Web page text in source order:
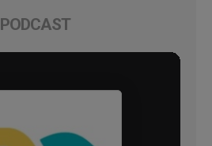
PODCAST